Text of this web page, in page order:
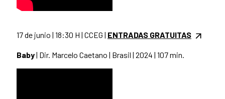
17 de junio | 18:30 H | CCEG | ENTRADAS GRATUITAS
Baby| Dir. Marcelo Caetano | Brasil | 2024 | 107 min.